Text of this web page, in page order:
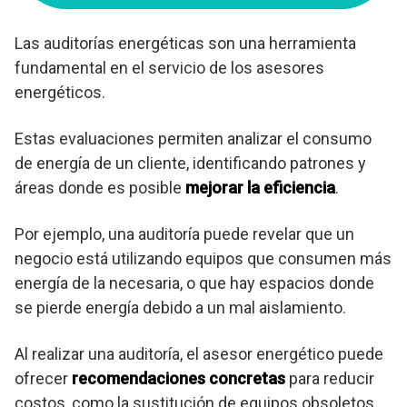
Las auditorías energéticas son una herramienta
fundamental en el servicio de los asesores
energéticos.
Estas evaluaciones permiten analizar el consumo
de energía de un cliente, identificando patrones y
áreas donde es posible mejorar la eficiencia.
Por ejemplo, una auditoría puede revelar que un
negocio está utilizando equipos que consumen más
energía de la necesaria, o que hay espacios donde
se pierde energía debido a un mal aislamiento.
Al realizar una auditoría, el asesor energético puede
ofrecer recomendaciones concretas para reducir
costos, como la sustitución de equipos obsoletos